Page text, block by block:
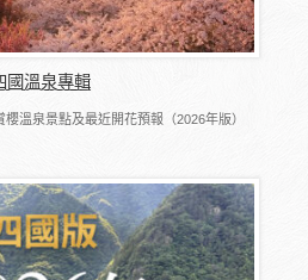
國溫泉專輯
溫泉景點及最近開花預報（2026年版）